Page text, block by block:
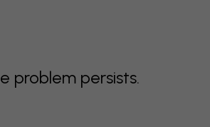
problem persists.